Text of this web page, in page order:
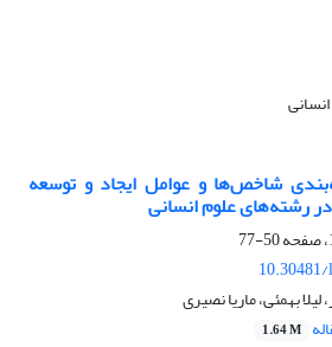
شاخص‌ها و عوامل ایجاد و توسعه
رشته‌های علوم انسانی
50-77
بهمئی، ماریا نصیری
1.64 M